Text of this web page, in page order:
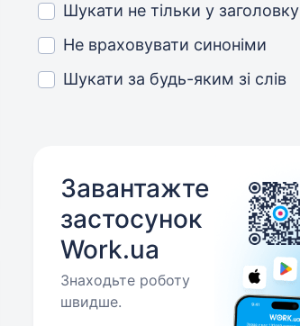
Шукати не тільки у заголовку
Не враховувати синоніми
Шукати за будь-яким зі слів
Завантажте
застосунок
Work.ua
Знаходьте роботу
швидше.